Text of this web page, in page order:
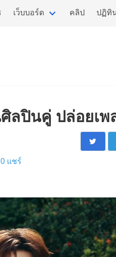
เว็บบอร์ด คลิป ปฏิทิ
ลปินคู่ ปล่อยเ
0 แชร์